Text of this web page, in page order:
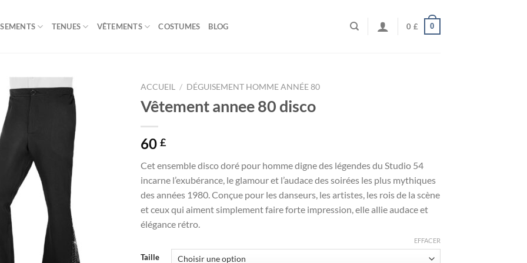
TENUES VÊTEMENTS COSTUMES BLOG 0 £ 0
ACCUEIL / DÉGUISEMENT HOMME ANNÉE 80
Vêtement annee 80 disco
60 £
Cet ensemble disco doré pour homme digne des légendes du Studio 54
incarne l’exubérance, le glamour et l’audace des soirées les plus mythiques
des années 1980. Conçue pour les danseurs, les artistes, les rois de la scène
et ceux qui aiment simplement faire forte impression, elle allie audace et
élégance rétro.
Taille
EFFACER